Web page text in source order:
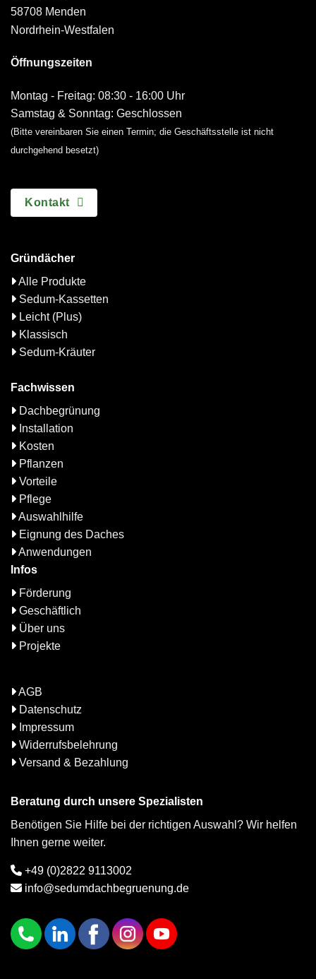
58708 Menden
Nordrhein-Westfalen
Öffnungszeiten
Montag - Freitag: 08:30 - 16:00 Uhr
Samstag & Sonntag: Geschlossen
(Bitte vereinbaren Sie einen Termin; die Geschäftsstelle ist nicht
durchgehend besetzt)
Kontakt
Gründächer
Alle Produkte
Sedum-Kassetten
Leicht (Plus)
Klassisch
Sedum-Kräuter
Fachwissen
Dachbegrünung
Installation
Kosten
Pflanzen
Vorteile
Pflege
Auswahlhilfe
Eignung des Daches
Anwendungen
Infos
Förderung
Geschäftlich
Über uns
Projekte
AGB
Datenschutz
Impressum
Widerrufsbelehrung
Versand & Bezahlung
Beratung durch unsere Spezialisten
Benötigen Sie Hilfe bei der richtigen Auswahl? Wir helfen
Ihnen gerne weiter.
+49 (0)2822 9113002
info@sedumdachbegruenung.de